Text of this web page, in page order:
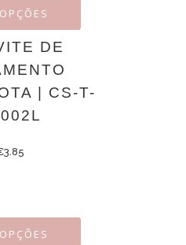
DE
| CS-T-
3.85